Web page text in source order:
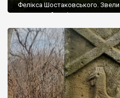
Фелікса Шостаковського. Звели
радянський період у ньому
століття тут розмістили
палацу виїхала лікарня – ми